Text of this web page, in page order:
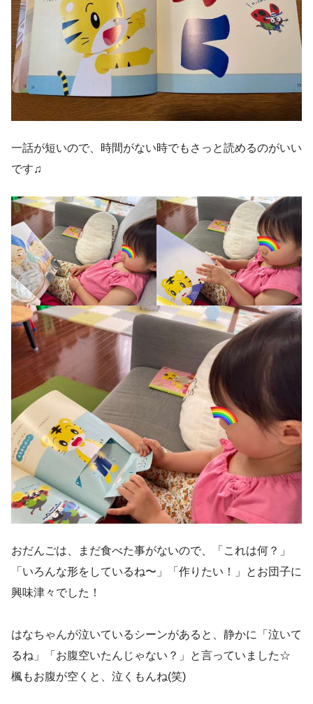
一話が短いので、時間がない時でもさっと読めるのがいい
です♫
おだんごは、まだ食べた事がないので、「これは何？」
「いろんな形をしているね〜」「作りたい！」とお団子に
興味津々でした！
はなちゃんが泣いているシーンがあると、静かに「泣いて
るね」「お腹空いたんじゃない？」と言っていました☆
楓もお腹が空くと、泣くもんね(笑)